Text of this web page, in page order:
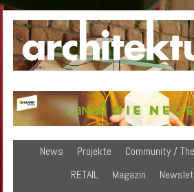
News Projekte Community /
RETAIL
Magazin